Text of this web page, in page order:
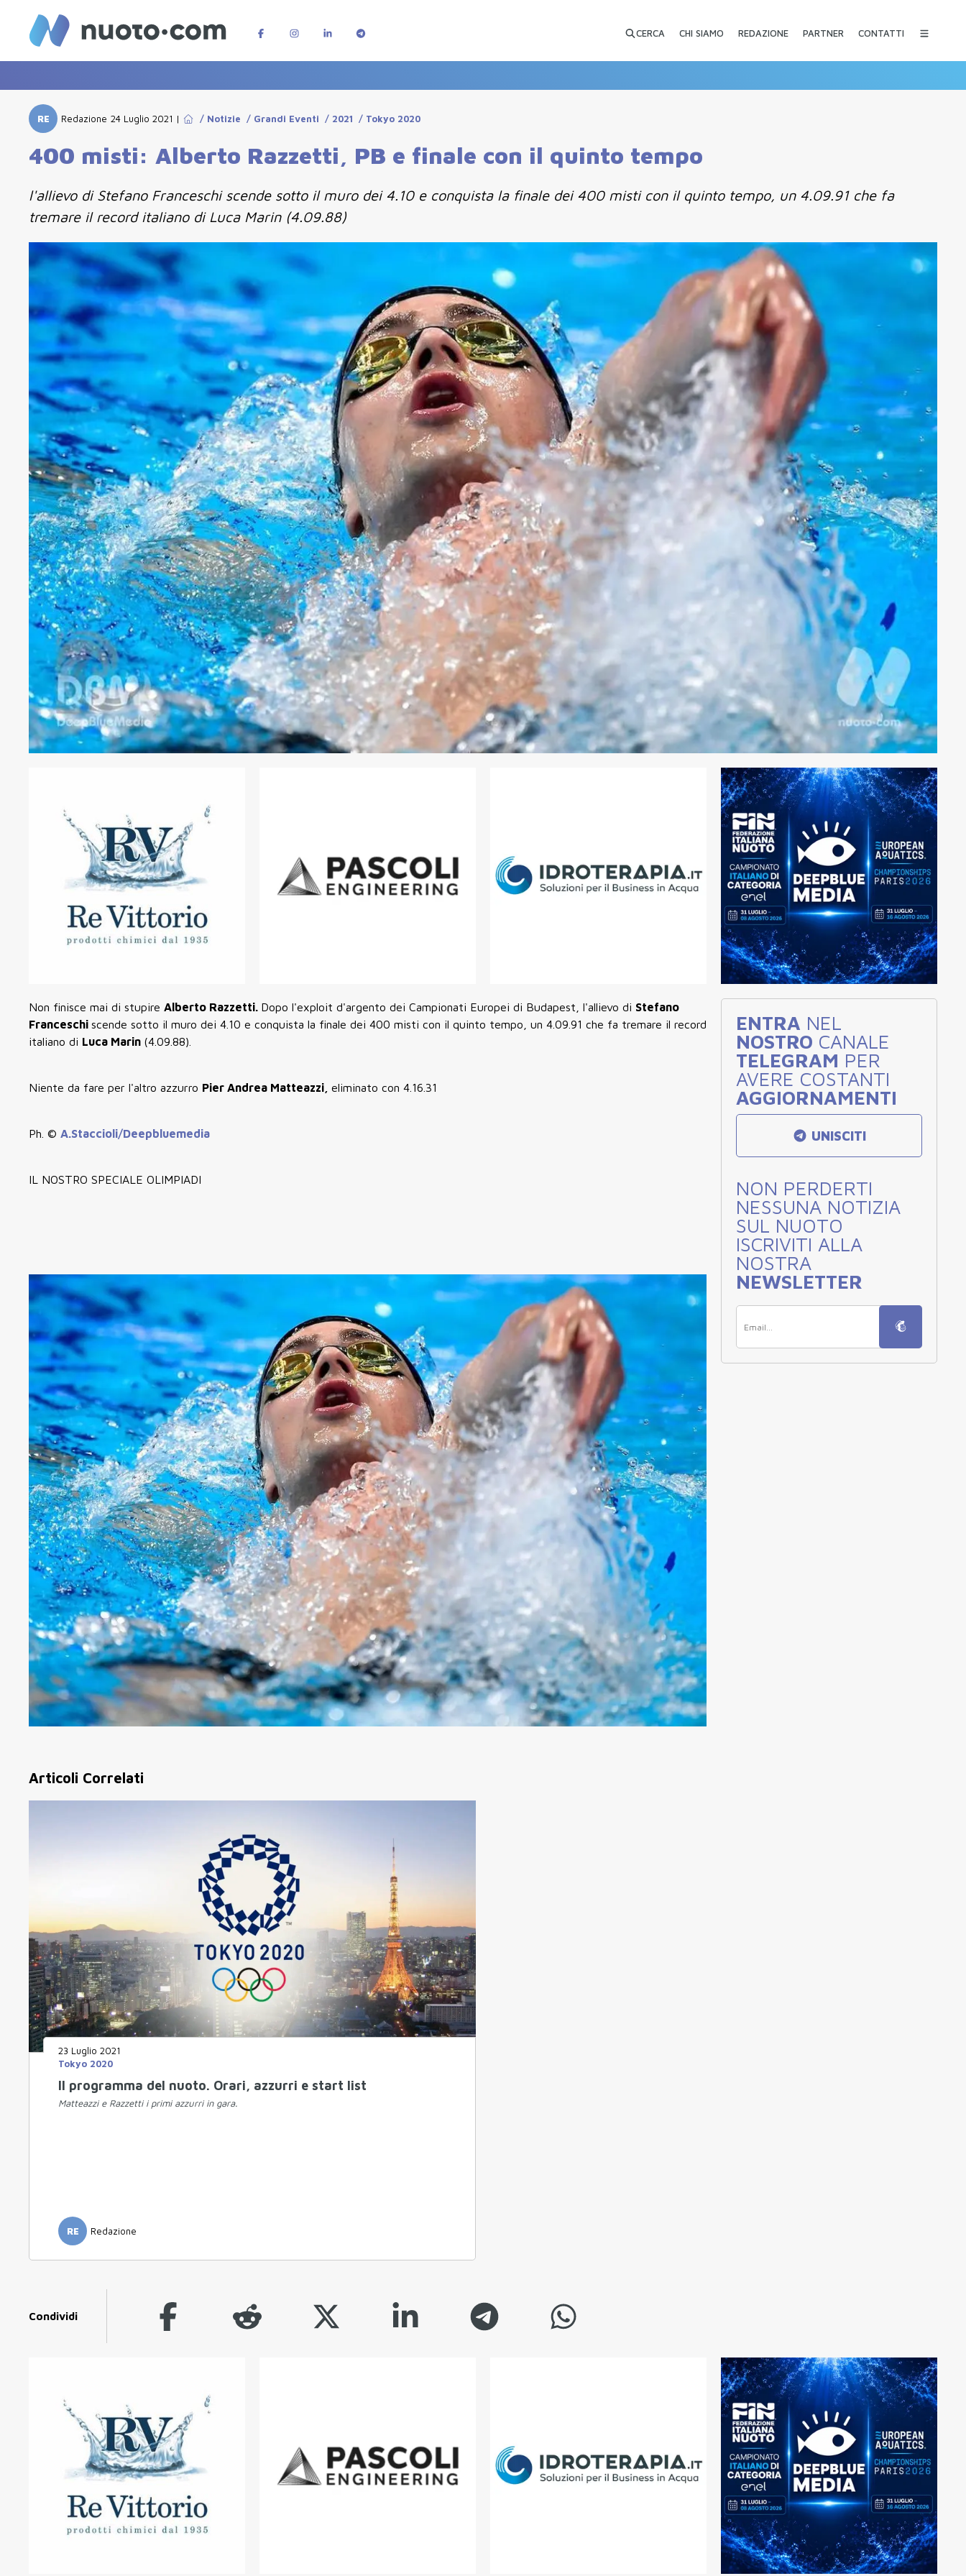
CERCA CHI SIAMO REDAZIONE PARTNER CONTATTI
RE Redazione 24 Luglio 2021 | / Notizie / Grandi Eventi / 2021 / Tokyo 2020
400 misti: Alberto Razzetti, PB e finale con il quinto tempo
l'allievo di Stefano Franceschi scende sotto il muro dei 4.10 e conquista la finale dei 400 misti con il quinto tempo, un 4.09.91 che fa
tremare il record italiano di Luca Marin (4.09.88)
Non finisce mai di stupire Alberto Razzetti. Dopo l'exploit d'argento dei Campionati Europei di Budapest, l'allievo di Stefano
Franceschi scende sotto il muro dei 4.10 e conquista la finale dei 400 misti con il quinto tempo, un 4.09.91 che fa tremare il record
italiano di Luca Marin (4.09.88).
Niente da fare per l'altro azzurro Pier Andrea Matteazzi, eliminato con 4.16.31
Ph. © A.Staccioli/Deepbluemedia
IL NOSTRO SPECIALE OLIMPIADI
ENTRA NEL
NOSTRO CANALE
TELEGRAM PER
AVERE COSTANTI
AGGIORNAMENTI
UNISCITI
NON PERDERTI
NESSUNA NOTIZIA
SUL NUOTO
ISCRIVITI ALLA
NOSTRA
NEWSLETTER
Articoli Correlati
23 Luglio 2021
Tokyo 2020
Il programma del nuoto. Orari, azzurri e start list
Matteazzi e Razzetti i primi azzurri in gara.
RE Redazione
Condividi